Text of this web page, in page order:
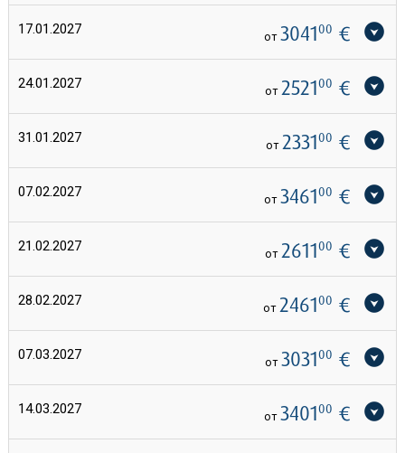
17.01.2027 от 304100 €
24.01.2027 от 252100 €
31.01.2027 от 233100 €
07.02.2027 от 346100 €
21.02.2027 от 261100 €
28.02.2027 от 246100 €
07.03.2027 от 303100 €
14.03.2027 от 340100 €